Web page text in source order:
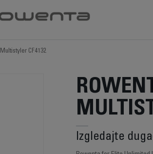
Multistyler CF4132
Izgledajte